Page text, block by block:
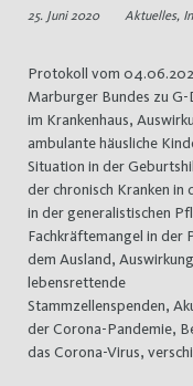
25. Juni 2020 Aktuelles,
Protokoll vom 04.06.2020. Tagesordnungspunkte: Beschlüsse des
Marburger Bundes zu G-
im Krankenhaus,
ambulante häusliche
Situation in der
der chronisch Kranken
in der generalistischen
Fachkräftemangel in der
dem Ausland,
lebensrettende
Stammzellenspenden,
der Corona-Pandemie,
das Corona-Virus,